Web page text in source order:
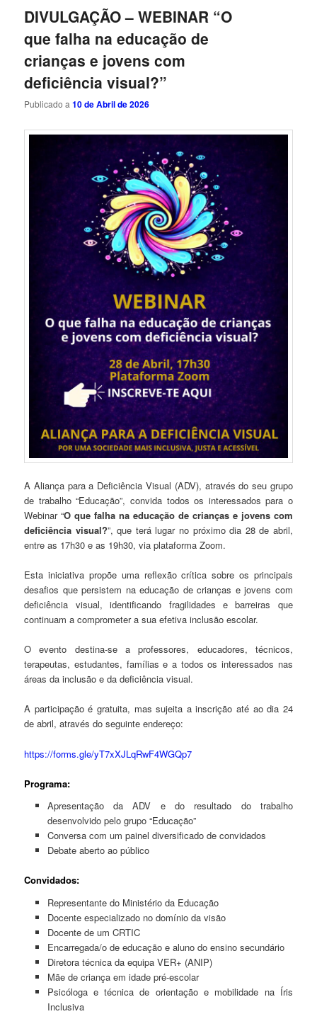
DIVULGAÇÃO – WEBINAR “O
que falha na educação de
crianças e jovens com
deficiência visual?”
Publicado a10 de Abril de 2026
A Aliança para a Deficiência Visual (ADV), através do seu grupo
de trabalho “Educação”, convida todos os interessados para o
Webinar “O que falha na educação de crianças e jovens com
deficiência visual?”, que terá lugar no próximo dia 28 de abril,
entre as 17h30 e as 19h30, via plataforma Zoom.
Esta iniciativa propõe uma reflexão crítica sobre os principais
desafios que persistem na educação de crianças e jovens com
deficiência visual, identificando fragilidades e barreiras que
continuam a comprometer a sua efetiva inclusão escolar.
O evento destina-se a professores, educadores, técnicos,
terapeutas, estudantes, famílias e a todos os interessados nas
áreas da inclusão e da deficiência visual.
A participação é gratuita, mas sujeita a inscrição até ao dia 24
de abril, através do seguinte endereço:
https://forms.gle/yT7xXJLqRwF4WGQp7
Programa:
Apresentação da ADV e do resultado do trabalho
desenvolvido pelo grupo “Educação”
Conversa com um painel diversificado de convidados
Debate aberto ao público
Convidados:
Representante do Ministério da Educação
Docente especializado no domínio da visão
Docente de um CRTIC
Encarregada/o de educação e aluno do ensino secundário
Diretora técnica da equipa VER+ (ANIP)
Mãe de criança em idade pré-escolar
Psicóloga e técnica de orientação e mobilidade na Íris
Inclusiva